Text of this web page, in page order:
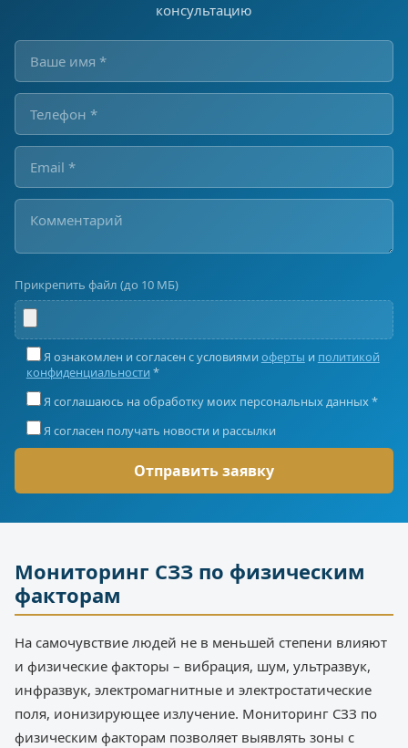
консультацию
Прикрепить файл (до 10 МБ)
Я ознакомлен и согласен с условиями оферты и политикой
конфиденциальности *
Я соглашаюсь на обработку моих персональных данных *
Я согласен получать новости и рассылки
Мониторинг СЗЗ по физическим
факторам
На самочувствие людей не в меньшей степени влияют
и физические факторы – вибрация, шум, ультразвук,
инфразвук, электромагнитные и электростатические
поля, ионизирующее излучение. Мониторинг СЗЗ по
физическим факторам позволяет выявлять зоны с